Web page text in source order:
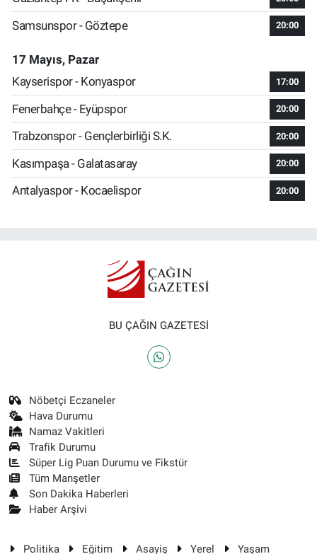
Samsunspor - Göztepe 20:00
17 Mayıs, Pazar
Kayserispor - Konyaspor
17:00
Fenerbahçe - Eyüpspor 20:00
Trabzonspor - Gençlerbirliği S.K. 20:00
Kasımpaşa - Galatasaray 20:00
Antalyaspor - Kocaelispor 20:00
BU ÇAĞIN GAZETESİ
Nöbetçi Eczaneler
Hava Durumu
Namaz Vakitleri
Trafik Durumu
Süper Lig Puan Durumu ve Fikstür
Tüm Manşetler
Son Dakika Haberleri
Haber Arşivi
Politika Eğitim Asayiş Yerel Yaşam